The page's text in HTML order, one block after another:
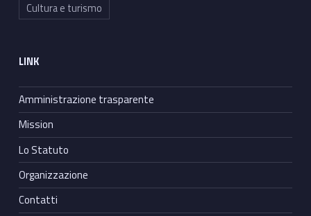
Cultura e turismo
LINK
Amministrazione trasparente
Mission
Lo Statuto
Organizzazione
Contatti